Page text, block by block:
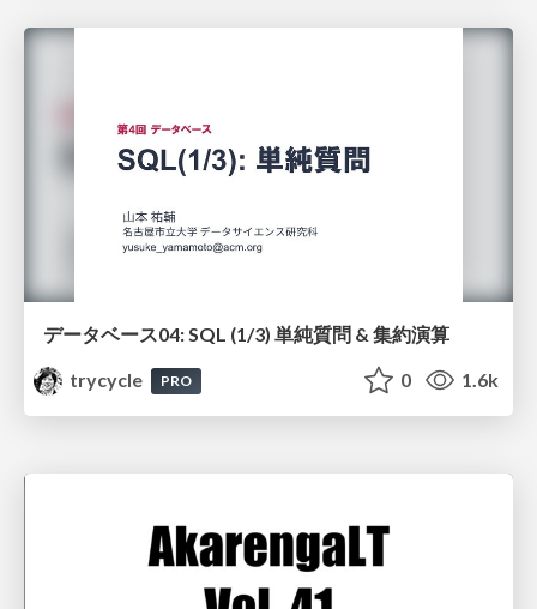
データベース04: SQL (1/3) 単純質問 & 集約演算
trycycle
PRO 0 1.6k